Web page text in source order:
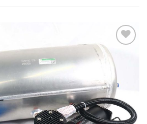
wishlist